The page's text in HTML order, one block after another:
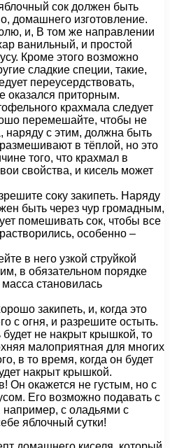
сок должен быть
домашнего изготовление.
и, В том же направлении
ванильный, и простой
Кроме этого возможно
сладкие специи, такие,
переусердствовать,
оказался приторным.
крахмала следует
перемешайте, чтобы не
наряду с этим, должна быть
в тёплой, но это
того, что крахмал в
свойства, и кисель может
соку закипеть. Наряду
быть через чур громадным,
помешивать сок, чтобы все
особенно –
в него узкой струйкой
в обязательном порядке
становилась
закипеть, и, когда это
с огня, и разрешите остыть.
будет не накрыт крышкой, то
малоприятная для многих
в то время, когда он будет
накрыт крышкой.
Он окажется не густым, но с
Его возможно подавать с
с оладьями с
яблочный сутки!